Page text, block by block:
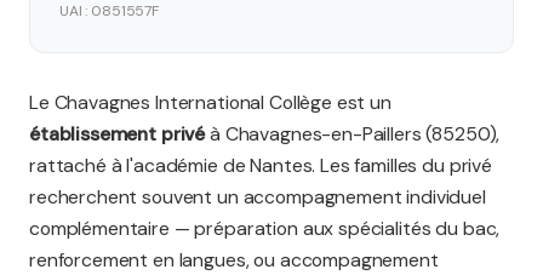
UAI : 0851557F
Le Chavagnes International Collège est un
établissement privéà Chavagnes-en-Paillers (85250),
rattaché à l'académie de Nantes. Les familles du privé
recherchent souvent un accompagnement individuel
complémentaire — préparation aux spécialités du bac,
renforcement en langues, ou accompagnement